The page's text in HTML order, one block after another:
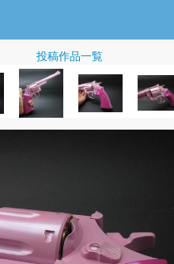
投稿作品一覧